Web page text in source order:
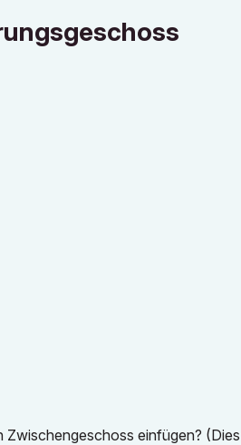
Zwischengeschoss einfügen?